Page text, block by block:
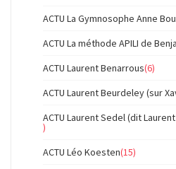
ACTU La Gymnosophe Anne
ACTU La méthode APILI de
ACTU Laurent Benarrous(6)
ACTU Laurent Beurdeley (sur
ACTU Laurent Sedel (dit
)
ACTU Léo Koesten(15)